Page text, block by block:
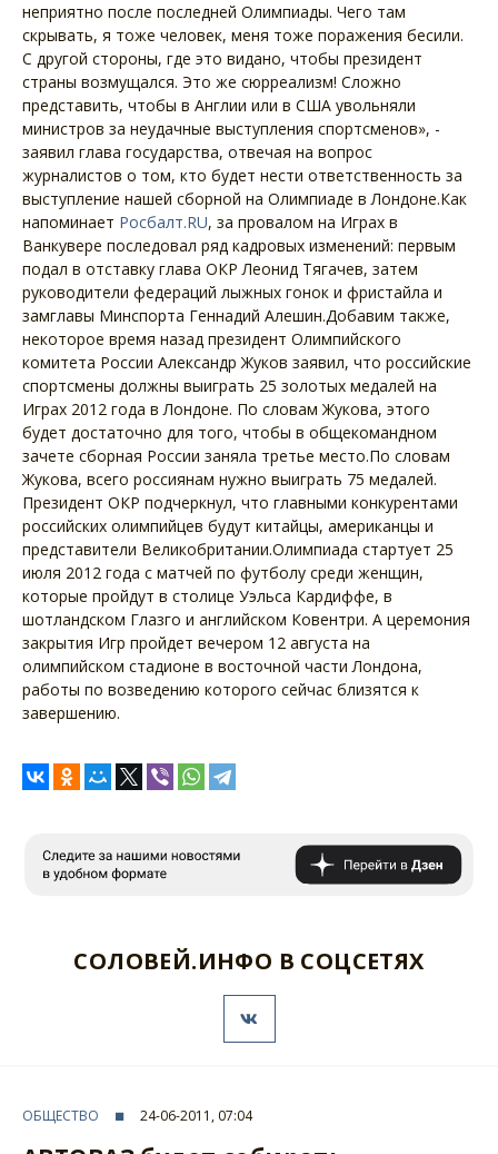
неприятно после последней Олимпиады. Чего там
скрывать, я тоже человек, меня тоже поражения бесили.
С другой стороны, где это видано, чтобы президент
страны возмущался. Это же сюрреализм! Сложно
представить, чтобы в Англии или в США увольняли
министров за неудачные выступления спортсменов», -
заявил глава государства, отвечая на вопрос
журналистов о том, кто будет нести ответственность за
выступление нашей сборной на Олимпиаде в Лондоне.Как
напоминает Росбалт.RU, за провалом на Играх в
Ванкувере последовал ряд кадровых изменений: первым
подал в отставку глава ОКР Леонид Тягачев, затем
руководители федераций лыжных гонок и фристайла и
замглавы Минспорта Геннадий Алешин.Добавим также,
некоторое время назад президент Олимпийского
комитета России Александр Жуков заявил, что российские
спортсмены должны выиграть 25 золотых медалей на
Играх 2012 года в Лондоне. По словам Жукова, этого
будет достаточно для того, чтобы в общекомандном
зачете сборная России заняла третье место.По словам
Жукова, всего россиянам нужно выиграть 75 медалей.
Президент ОКР подчеркнул, что главными конкурентами
российских олимпийцев будут китайцы, американцы и
представители Великобритании.Олимпиада стартует 25
июля 2012 года с матчей по футболу среди женщин,
которые пройдут в столице Уэльса Кардиффе, в
шотландском Глазго и английском Ковентри. А церемония
закрытия Игр пройдет вечером 12 августа на
олимпийском стадионе в восточной части Лондона,
работы по возведению которого сейчас близятся к
завершению.
СОЛОВЕЙ.ИНФО В СОЦСЕТЯХ
ОБЩЕСТВО 24-06-2011, 07:04